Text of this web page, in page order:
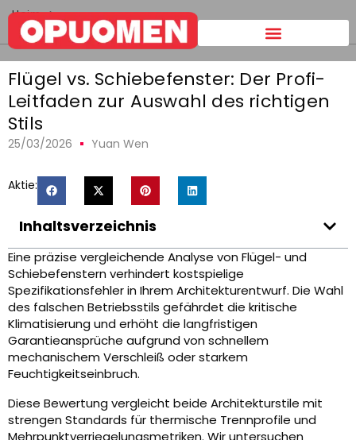
Heim >
Flügel vs. Schiebefenster:The Pro's Guide to Choosing the
Right Style
Flügel vs. Schiebefenster: Der Profi-
Leitfaden zur Auswahl des richtigen
Stils
25/03/2026 Yuan Wen
Aktie:
Inhaltsverzeichnis
Eine präzise vergleichende Analyse von Flügel- und
Schiebefenstern verhindert kostspielige
Spezifikationsfehler in Ihrem Architekturentwurf. Die Wahl
des falschen Betriebsstils gefährdet die kritische
Klimatisierung und erhöht die langfristigen
Garantieansprüche aufgrund von schnellem
mechanischem Verschleiß oder starkem
Feuchtigkeitseinbruch.
Diese Bewertung vergleicht beide Architekturstile mit
strengen Standards für thermische Trennprofile und
Mehrpunktverriegelungsmetriken. Wir untersuchen